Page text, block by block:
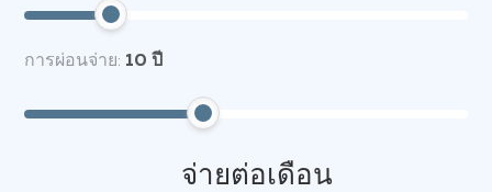
การผ่อนจ่าย: 10 ปี
จ่ายต่อเดือน